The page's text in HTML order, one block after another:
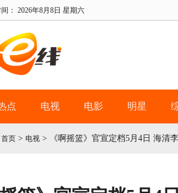
： 2026年8月8日 星期六
点 电视 电影 明星
首页 > 电视 > 《啊摇篮》官宣定档5月4日 海清